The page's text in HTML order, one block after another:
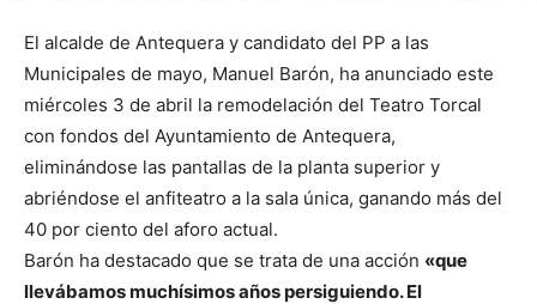
El alcalde de Antequera y candidato del PP a las
Municipales de mayo, Manuel Barón, ha anunciado este
miércoles 3 de abril la remodelación del Teatro Torcal
con fondos del Ayuntamiento de Antequera,
eliminándose las pantallas de la planta superior y
abriéndose el anfiteatro a la sala única, ganando más del
40 por ciento del aforo actual.
Barón ha destacado que se trata de una acción «que
llevábamos muchísimos años persiguiendo. El